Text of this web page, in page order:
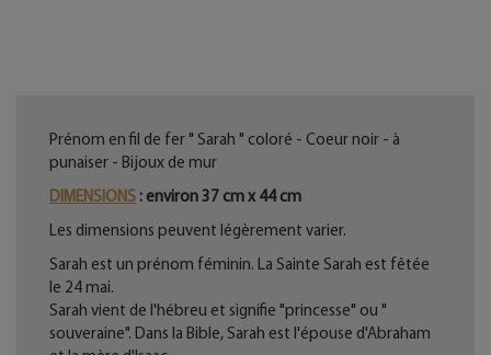
Prénom en fil de fer " Sarah " coloré - Coeur noir - à
punaiser - Bijoux de mur
DIMENSIONS : environ 37 cm x 44 cm
Les dimensions peuvent légèrement varier.
Sarah est un prénom féminin. La Sainte Sarah est fêtée
le 24 mai.
Sarah vient de l'hébreu et signifie "princesse" ou "
souveraine". Dans la Bible, Sarah est l'épouse d'Abraham